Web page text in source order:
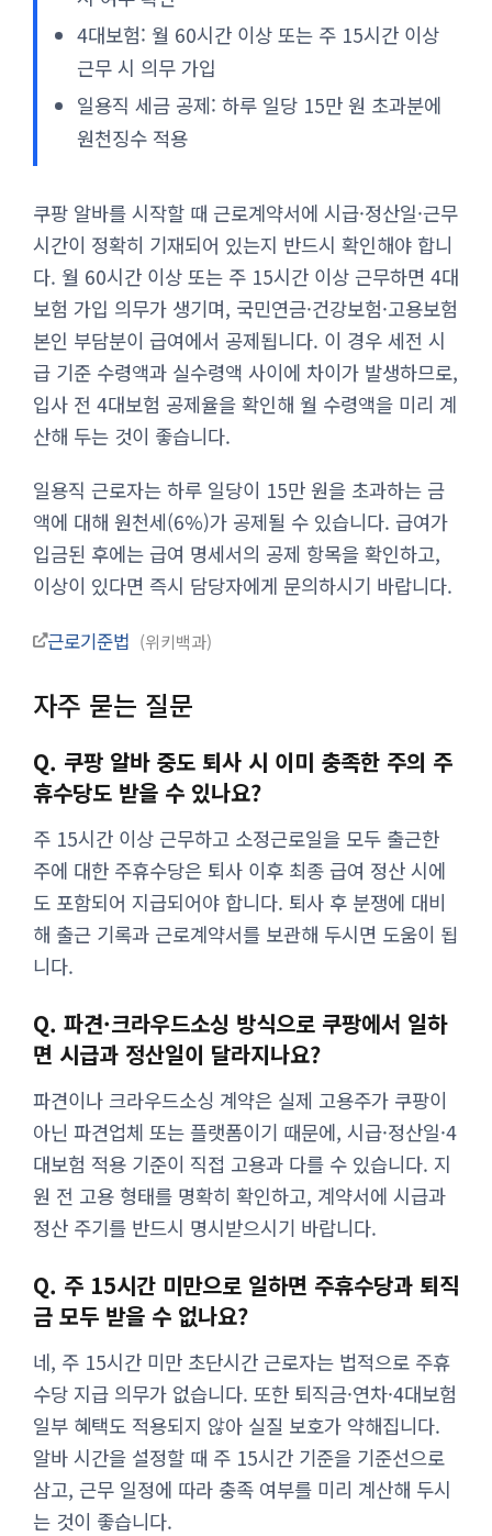
4대보험: 월 60시간 이상 또는 주 15시간 이상
근무 시 의무 가입
일용직 세금 공제: 하루 일당 15만 원 초과분에
원천징수 적용
쿠팡 알바를 시작할 때 근로계약서에 시급·정산일·근무
시간이 정확히 기재되어 있는지 반드시 확인해야 합니
다. 월 60시간 이상 또는 주 15시간 이상 근무하면 4대
보험 가입 의무가 생기며, 국민연금·건강보험·고용보험
본인 부담분이 급여에서 공제됩니다. 이 경우 세전 시
급 기준 수령액과 실수령액 사이에 차이가 발생하므로,
입사 전 4대보험 공제율을 확인해 월 수령액을 미리 계
산해 두는 것이 좋습니다.
일용직 근로자는 하루 일당이 15만 원을 초과하는 금
액에 대해 원천세(6%)가 공제될 수 있습니다. 급여가
입금된 후에는 급여 명세서의 공제 항목을 확인하고,
이상이 있다면 즉시 담당자에게 문의하시기 바랍니다.
근로기준법 위키백과
자주 묻는 질문
Q. 쿠팡 알바 중도 퇴사 시 이미 충족한 주의 주
휴수당도 받을 수 있나요?
주 15시간 이상 근무하고 소정근로일을 모두 출근한
주에 대한 주휴수당은 퇴사 이후 최종 급여 정산 시에
도 포함되어 지급되어야 합니다. 퇴사 후 분쟁에 대비
해 출근 기록과 근로계약서를 보관해 두시면 도움이 됩
니다.
Q. 파견·크라우드소싱 방식으로 쿠팡에서 일하
면 시급과 정산일이 달라지나요?
파견이나 크라우드소싱 계약은 실제 고용주가 쿠팡이
아닌 파견업체 또는 플랫폼이기 때문에, 시급·정산일·4
대보험 적용 기준이 직접 고용과 다를 수 있습니다. 지
원 전 고용 형태를 명확히 확인하고, 계약서에 시급과
정산 주기를 반드시 명시받으시기 바랍니다.
Q. 주 15시간 미만으로 일하면 주휴수당과 퇴직
금 모두 받을 수 없나요?
네, 주 15시간 미만 초단시간 근로자는 법적으로 주휴
수당 지급 의무가 없습니다. 또한 퇴직금·연차·4대보험
일부 혜택도 적용되지 않아 실질 보호가 약해집니다.
알바 시간을 설정할 때 주 15시간 기준을 기준선으로
삼고, 근무 일정에 따라 충족 여부를 미리 계산해 두시
는 것이 좋습니다.